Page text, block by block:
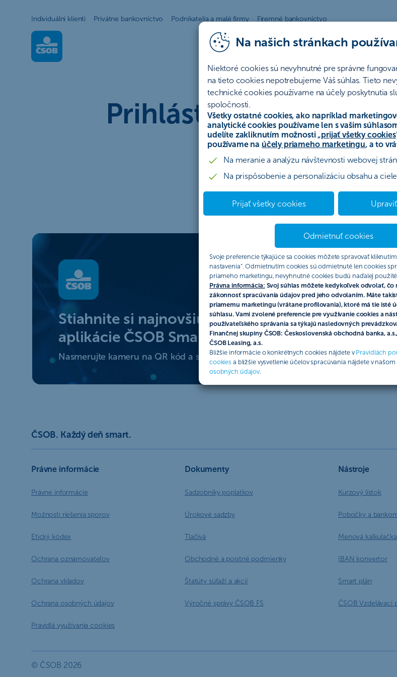
Na našich stránkach
Niektoré cookies sú nevyhnutné pre správne
na tieto cookies nepotrebujeme Váš súhlas. Tieto
technické cookies používame na účely poskytnutia
spoločnosti.
Všetky ostatné cookies, ako napríklad
analytické cookies používame len s vašim
udelíte zakliknutím možnosti „prijať všetky cookies
používame na účely priameho marketingu, a to
Na meranie a analýzu návštevnosti webovej
Na prispôsobenie a personalizáciu obsahu a
Prijať všetky cookies
Odmietnuť cookies
Svoje preferencie týkajúce sa cookies môžete spravovať
nastavenia“. Odmietnutím cookies sú odmietnuté len cookies
priameho marketingu, nevyhnutné cookies budú naďalej
Právna informácia: Svoj súhlas môžete kedykoľvek odvolať, čo
zákonnosť spracúvania údajov pred jeho odvolaním. Máte
priamemu marketingu (vrátane profilovania), ktoré má tie isté
súhlasu. Vami zvolené preferencie pre využívanie cookies a
používateľského správania sa týkajú nasledovných
Finančnej skupiny ČSOB: Československá obchodná banka,
ČSOB Leasing, a.s.
Bližšie informácie o konkrétnych cookies nájdete v Pravidlách
cookies a bližšie vysvetlenie účelov spracúvania nájdete v našom
osobných údajov.
Individuálni klienti Privátne bankovníctvo Podnikatelia a malé firmy Firemné bankovníctvo
Prihláste sa do ČSOB SmartBanking
Prihláste sa do ČSOB
Založte si podnikateľský účet rýchlo a
Prihlásiť sa
Stiahnite si najnovšiu verziu
aplikácie ČSOB SmartBanking
Nasmerujte kameru na QR kód a stiahnite si aplikáciu
ČSOB. Každý deň smart.
Právne informácie
Právne informácie
Možnosti riešenia sporov
Etický kódex
Ochrana oznamovateľov
Ochrana vkladov
Ochrana osobných údajov
Pravidlá využívania cookies
Dokumenty
Sadzobníky poplatkov
Úrokové sadzby
Tlačivá
Obchodné a poistné podmienky
Štatúty súťaží a akcií
Výročné správy ČSOB FS
Nástroje
Kurzový lístok
Pobočky a
Menová kalkulačka
IBAN konvertor
Smart plán
ČSOB Vzdelávací
© ČSOB 2026